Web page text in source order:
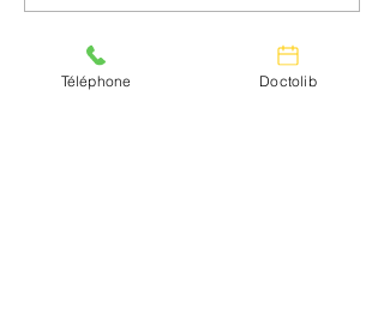
Téléphone Doctolib